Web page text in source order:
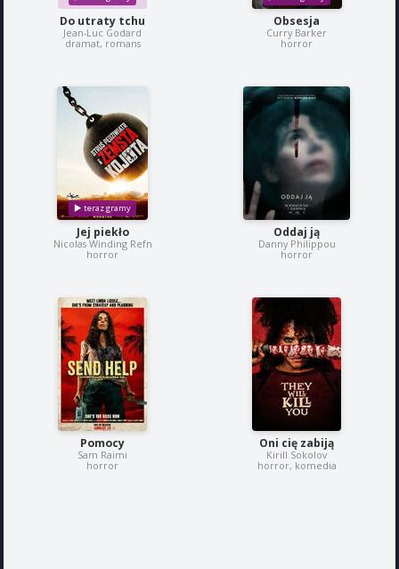
Do utraty tchu
Jean-Luc Godard
dramat, romans
Obsesja
Curry Barker
horror
Jej piekło
Nicolas Winding Refn
horror
Oddaj ją
Danny Philippou
horror
Pomocy
Sam Raimi
horror
Oni cię zabiją
Kirill Sokolov
horror, komedia